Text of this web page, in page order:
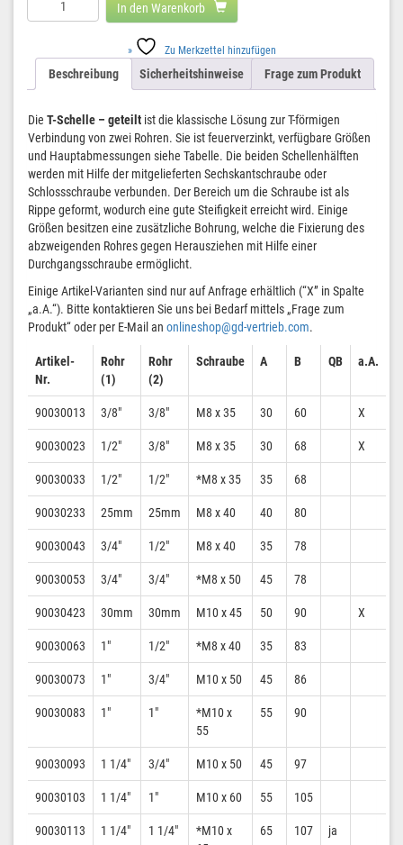
Schelle
In den Warenkorb
Zu Merkzettel hinzufügen
Beschreibung Sicherheitshinweise Frage zum Produkt
Die T-Schelle – geteilt ist die klassische Lösung zur T-förmigen
Verbindung von zwei Rohren. Sie ist feuerverzinkt, verfügbare Größen
und Hauptabmessungen siehe Tabelle. Die beiden Schellenhälften
werden mit Hilfe der mitgelieferten Sechskantschraube oder
Schlossschraube verbunden. Der Bereich um die Schraube ist als
Rippe geformt, wodurch eine gute Steifigkeit erreicht wird. Einige
Größen besitzen eine zusätzliche Bohrung, welche die Fixierung des
abzweigenden Rohres gegen Herausziehen mit Hilfe einer
Durchgangsschraube ermöglicht.
Einige Artikel-Varianten sind nur auf Anfrage erhältlich (“X” in Spalte
„a.A.“). Bitte kontaktieren Sie uns bei Bedarf mittels „Frage zum
Produkt“ oder per E-Mail an onlineshop@gd-vertrieb.com.
Artikel-
Nr.
Rohr
(1)
Rohr
(2)
Schraube A B QB a.A.
90030013 3/8″ 3/8″ M8 x 35 30 60 X
90030023 1/2″ 3/8″ M8 x 35 30 68 X
90030033 1/2″ 1/2″ *M8 x 35 35 68
90030233 25mm 25mm M8 x 40 40 80
90030043 3/4″ 1/2″ M8 x 40 35 78
90030053 3/4″ 3/4″ *M8 x 50 45 78
90030423 30mm 30mm M10 x 45 50 90 X
90030063 1″ 1/2″ *M8 x 40 35 83
90030073 1″ 3/4″ M10 x 50 45 86
90030083 1″ 1″
*M10 x
55
55 90
90030093 1 1/4″ 3/4″ M10 x 50 45 97
90030103 1 1/4″ 1″ M10 x 60 55 105
90030113 1 1/4″ 1 1/4″
*M10 x
65 107 ja